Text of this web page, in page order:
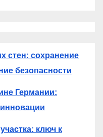
стен: сохранение
безопасности
Германии:
ключ к